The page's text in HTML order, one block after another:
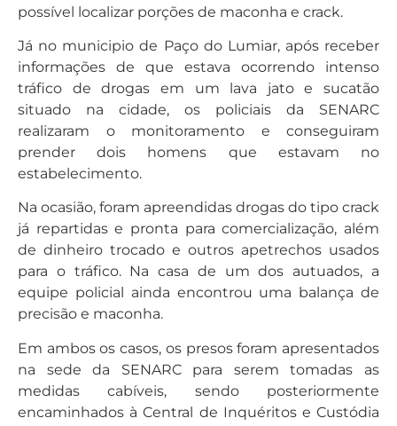
possível localizar porções de maconha e crack.
Já no municipio de Paço do Lumiar, após receber
informações de que estava ocorrendo intenso
tráfico de drogas em um lava jato e sucatão
situado na cidade, os policiais da SENARC
realizaram o monitoramento e conseguiram
prender dois homens que estavam no
estabelecimento.
Na ocasião, foram apreendidas drogas do tipo crack
já repartidas e pronta para comercialização, além
de dinheiro trocado e outros apetrechos usados
para o tráfico. Na casa de um dos autuados, a
equipe policial ainda encontrou uma balança de
precisão e maconha.
Em ambos os casos, os presos foram apresentados
na sede da SENARC para serem tomadas as
medidas cabíveis, sendo posteriormente
encaminhados à Central de Inquéritos e Custódia